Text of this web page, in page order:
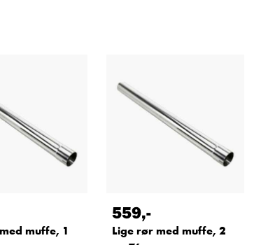
muffe, 1
559,-
Lige rør med muffe, 2